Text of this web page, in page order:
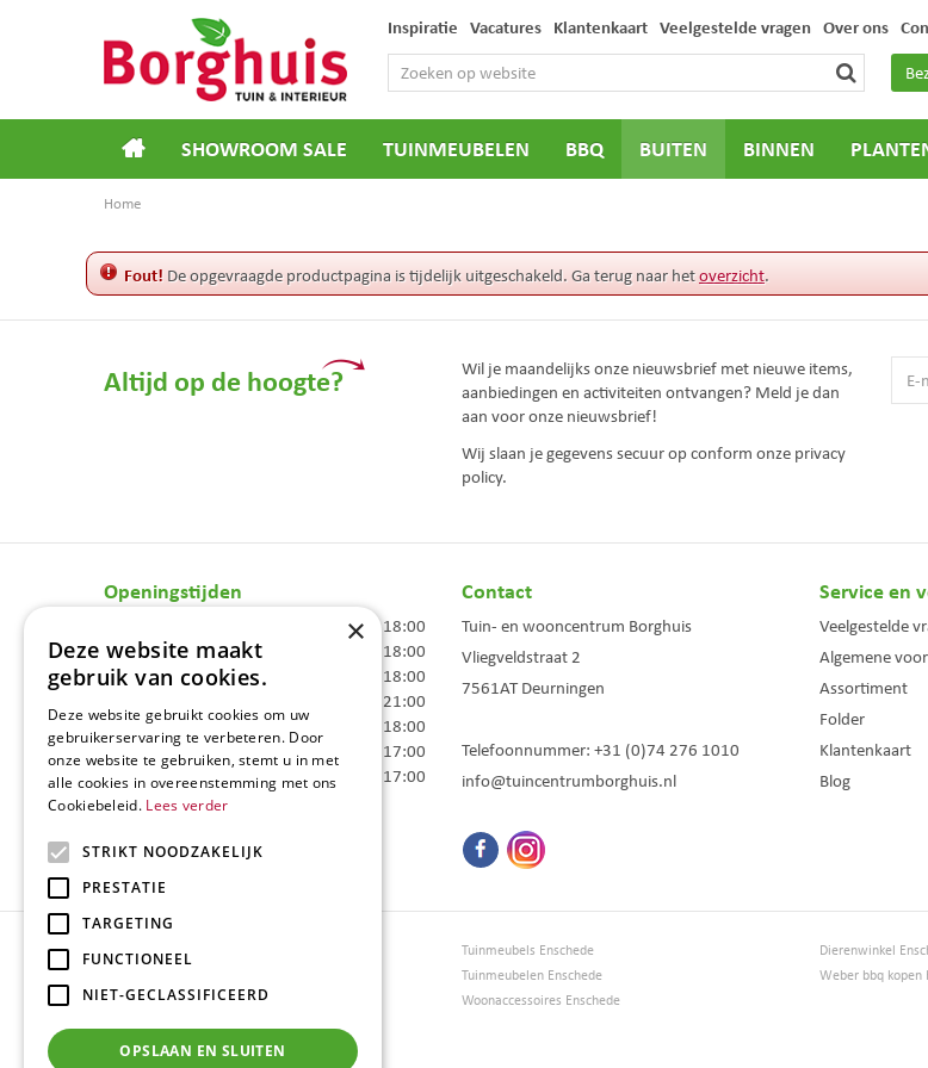
Home
Inspiratie Vacatures Klantenkaart Veelgestelde vragen Over ons
SHOWROOM SALE TUINMEUBELEN BBQ BUITEN BINNEN
Fout! De opgevraagde productpagina is tijdelijk uitgeschakeld. Ga terug naar hetoverzicht.
Altijd op de hoogte?
Wil je maandelijks onze nieuwsbrief met nieuwe items,
aanbiedingen en activiteiten ontvangen? Meld je dan
aan voor onze nieuwsbrief!
Wij slaan je gegevens secuur op conform onze privacy
policy.
Openingstijden
09:00 - 18:00
Dinsdag
09:00 - 18:00
Woensdag
09:00 - 18:00
09:00 - 21:00
Vrijdag
09:00 - 18:00
Zaterdag
09:00 - 17:00
Zondag
10:00 - 17:00
Contact
Tuin- en wooncentrum Borghuis
Vliegveldstraat 2
7561AT Deurningen
Telefoonnummer: +31 (0)74 276 1010
info@tuincentrumborghuis.nl
Service en
Veelgestelde
Algemene
Assortiment
Folder
Klantenkaart
Blog
Tuincentrum Borghuis
Loungesets
Bloemen
Barbecues
Tuinmeubels Enschede
Tuinmeubelen Enschede
Woonaccessoires Enschede
Dierenwinkel
Weber bbq kopen
×
Deze website maakt
gebruik van cookies.
Deze website gebruikt cookies om uw
gebruikerservaring te verbeteren. Door
onze website te gebruiken, stemt u in met
alle cookies in overeenstemming met ons
Cookiebeleid. Lees verder
STRIKT NOODZAKELIJK
PRESTATIE
TARGETING
FUNCTIONEEL
NIET-GECLASSIFICEERD
OPSLAAN EN SLUITEN